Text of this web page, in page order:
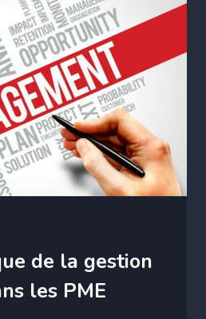
de la gestion
les PME